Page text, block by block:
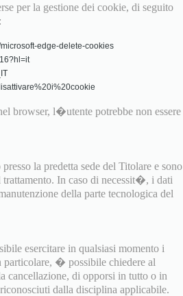
per la gestione dei cookie, di seguito
edge-delete-cookies
browser, l�utente potrebbe non essere
la predetta sede del Titolare e sono
trattamento. In caso di necessit�, i dati
della parte tecnologica del
esercitare in qualsiasi momento i
� possibile chiedere al
cancellazione, di opporsi in tutto o in
dalla disciplina applicabile.